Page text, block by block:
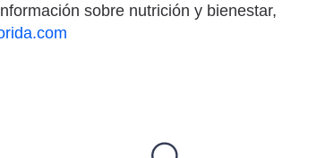
sobre nutrición y bienestar,